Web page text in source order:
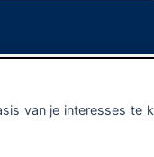
van je interesses te